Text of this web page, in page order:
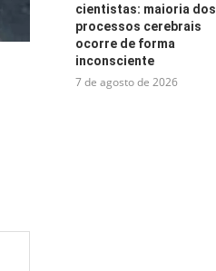
cientistas: maioria dos
processos cerebrais
ocorre de forma
inconsciente
7 de agosto de 2026